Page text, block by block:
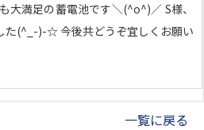
大満足の蓄電池です＼(^o^)／ S様、
た(^_-)-☆ 今後共どうぞ宜しくお願い
一覧に戻る